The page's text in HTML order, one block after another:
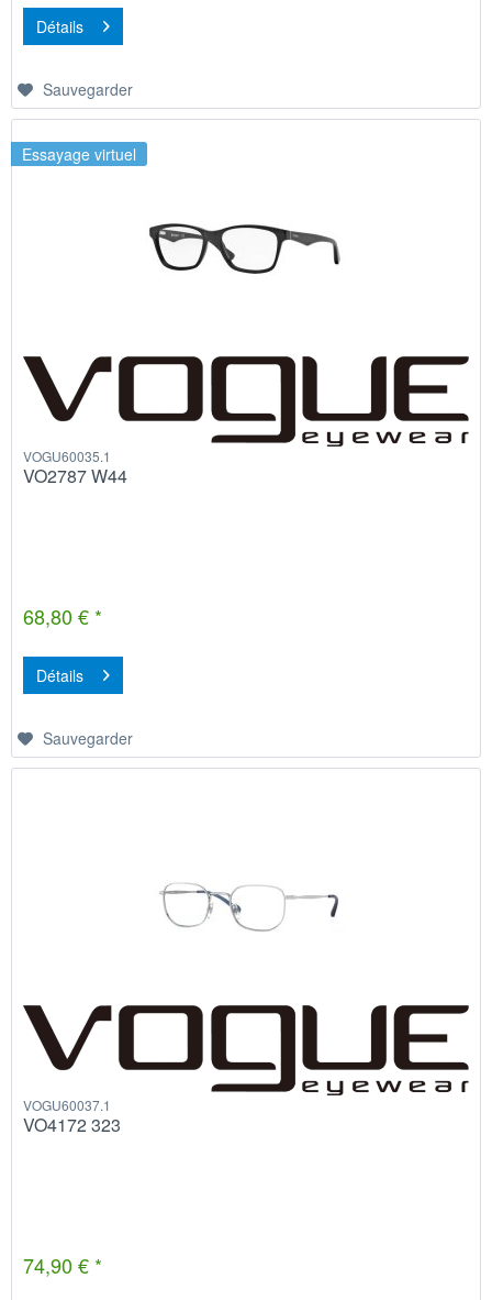
Détails
Sauvegarder
Essayage virtuel
VOGU60035.1
VO2787 W44
68,80 € *
Détails
Sauvegarder
VOGU60037.1
VO4172 323
74,90 € *